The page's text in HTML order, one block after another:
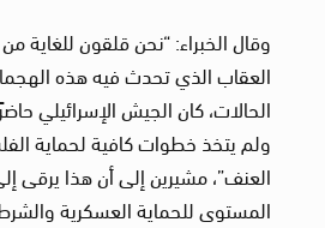
وقال الخبراء: “نحن قلقون للغاية
العقاب الذي تحدث فيه هذه
الحالات، كان الجيش الإسرائيلي
ولم يتخذ خطوات كافية لحماية
العنف”، مشيرين إلى أن هذا يرقى
المستوى للحماية العسكرية